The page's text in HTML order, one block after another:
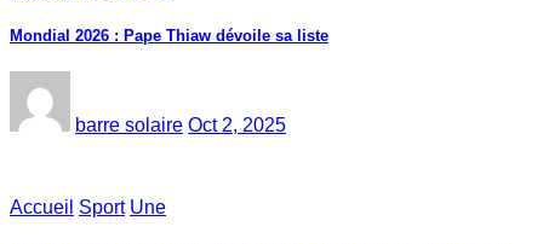
Mondial 2026 : Pape Thiaw dévoile sa liste
barre solaire Oct 2, 2025
Accueil Sport Une